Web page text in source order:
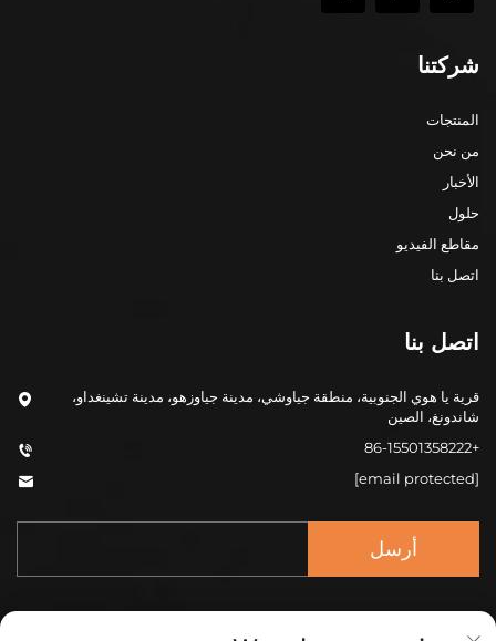
شركتنا
المنتجات
من نحن
الأخبار
حلول
مقاطع الفيديو
اتصل بنا
اتصل بنا
قرية يا هوي الجنوبية، منطقة جياوشي، مدينة جياوزهو، مدينة تشينغداو،
شاندونغ، الصين
+86-15501358222
[email protected]
أرسل